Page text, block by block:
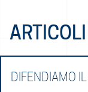
DIFENDIAMO